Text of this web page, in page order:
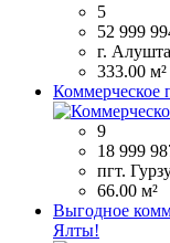
5
52 999
г. Алушта
333.00 м²
Коммерческое
9
18 999
пгт.
66.00 м²
Выгодное
Ялты!